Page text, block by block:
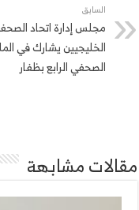
السابق
مجلس إدارة اتحاد
الخليجيين يشارك في
الصحفي الرابع بظفار
مقالات مشابهة